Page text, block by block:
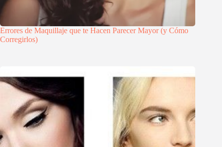
Errores de Maquillaje que te Hacen Parecer Mayor (y Cómo
Corregirlos)